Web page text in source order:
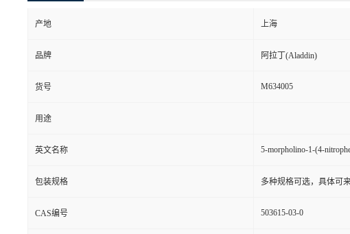
产地 上海
品牌 阿拉丁(Aladdin)
货号 M634005
用途
英文名称 5-morpholino-1-(4-
包装规格 多种规格可选，具体可
CAS编号 503615-03-0